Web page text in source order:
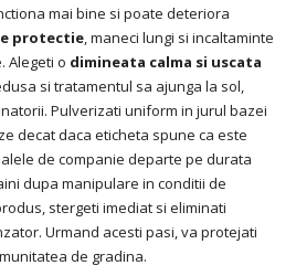
mai bine si poate deteriora
protectie, maneci lungi si incaltaminte
Alegeti o dimineata calma si uscata
si tratamentul sa ajunga la sol,
Pulverizati uniform in jurul bazei
decat daca eticheta spune ca este
de companie departe pe durata
dupa manipulare in conditii de
stergeti imediat si eliminati
Urmand acesti pasi, va protejati
de gradina.